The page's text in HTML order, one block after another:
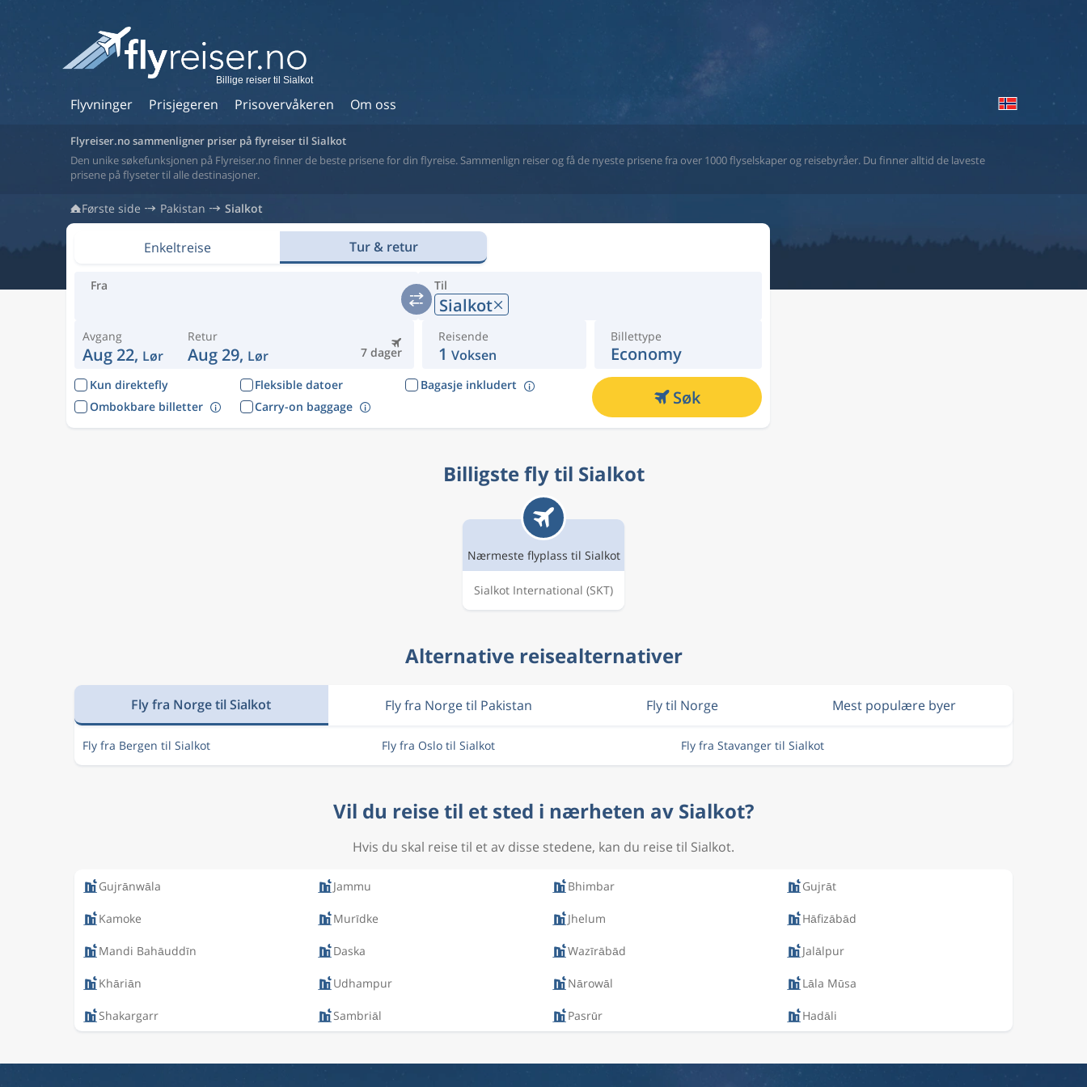
Flyvninger Prisjegeren Prisovervåkeren Om oss
Billige reiser til Sialkot
Flyreiser.no sammenligner priser på flyreiser til Sialkot
Den unike søkefunksjonen på Flyreiser.no finner de beste prisene for din flyreise. Sammenlign reiser og få de nyeste prisene fra over 1000 flyselskaper og reisebyråer. Du finner alltid de laveste
prisene på flyseter til alle destinasjoner.
Første side Pakistan Sialkot
Enkeltreise Tur & retur
Fra Til
Sialkot
Avgang
Aug 22, Lør 7 dager
Retur
Aug 29, Lør
Reisende
1 Voksen
Billettype
Economy
Kun direktefly Fleksible datoer
Bagasje inkludert
Ombokbare billetter
Carry-on baggage Søk
Billigste fly til Sialkot
Nærmeste flyplass til Sialkot
Sialkot International (SKT)
Alternative reisealternativer
Fly fra Norge til Sialkot Fly fra Norge til Pakistan Fly til Norge Mest populære byer
Fly fra Bergen til Sialkot Fly fra Oslo til Sialkot Fly fra Stavanger til Sialkot
Vil du reise til et sted i nærheten av Sialkot?
Hvis du skal reise til et av disse stedene, kan du reise til Sialkot.
Gujrānwāla Jammu Bhimbar Gujrāt
Kamoke Murīdke Jhelum Hāfizābād
Mandi Bahāuddīn Daska Wazīrābād Jalālpur
Khāriān Udhampur Nārowāl Lāla Mūsa
Shakargarr Sambriāl Pasrūr Hadāli